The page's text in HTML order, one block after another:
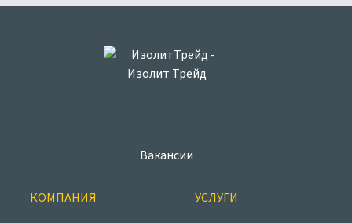
Вакансии
КОМПАНИЯ
УСЛУГИ